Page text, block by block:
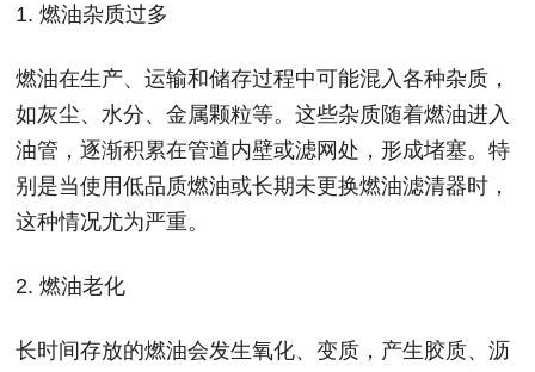
1. 燃油杂质过多
燃油在生产、运输和储存过程中可能混入各种杂质，
如灰尘、水分、金属颗粒等。这些杂质随着燃油进入
油管，逐渐积累在管道内壁或滤网处，形成堵塞。特
别是当使用低品质燃油或长期未更换燃油滤清器时，
这种情况尤为严重。
2. 燃油老化
长时间存放的燃油会发生氧化、变质，产生胶质、沥